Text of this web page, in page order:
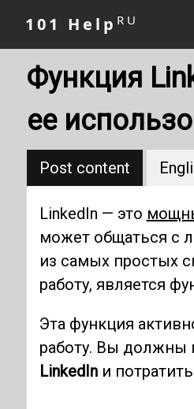
101 Help RU
Функция
ее
Post content
LinkedIn — это
может общаться с
из самых простых
работу, является
Эта функция
работу. Вы должны
LinkedInи